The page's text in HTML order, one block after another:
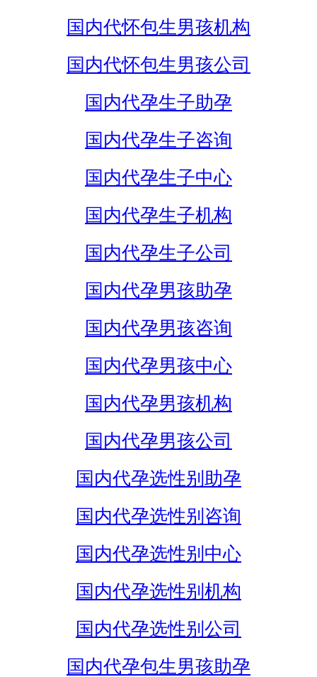
国内代怀包生男孩机构
国内代怀包生男孩公司
国内代孕生子助孕
国内代孕生子咨询
国内代孕生子中心
国内代孕生子机构
国内代孕生子公司
国内代孕男孩助孕
国内代孕男孩咨询
国内代孕男孩中心
国内代孕男孩机构
国内代孕男孩公司
国内代孕选性别助孕
国内代孕选性别咨询
国内代孕选性别中心
国内代孕选性别机构
国内代孕选性别公司
国内代孕包生男孩助孕